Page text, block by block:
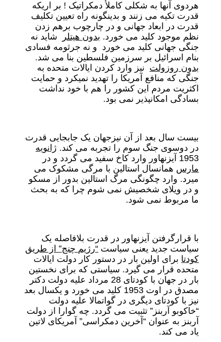
هردوی آنها به شکلی کاملأ دمکراتیک ! بر اریکه
قدرت تکیه می زنند و بدینگونه راه تعیین تکلیف
قدرت در ابعاد جهانی و در چارچوب برهم زدن
نظم موجود کلید می خورد. بدون هیتلر
شاید نه
جنگی جهانی کلید می خورد و نه جرثومه فسادی
بنام اسرائیل بر سرزمین فلسطین بنا می شد.
بدون روزولت نیز وارد کردن ایالات متحده به
جنگی که منافع آمریکا را تهدید نمیکرد و حمایت
اکثریت مردم این کشور را هم با خود نداشت
بسادگی امکانپذیر نمی بود.
بیست سال بعد از آن نیزجهان یک جابجایی قدرت
در دوسوی جنگ سوم را تجربه می کند. ژانویه
1953 آیزنهاور وارد کاخ سفید می گردد و در
مارس همانسال استالین با مرگی مشکوک می
میرد. وارد چگونگی مرگ استالین بدور از مسکو
و در ویلای شخصیش نمی شوم چرا که به بحث
ما مربوط نمی شود.
با قرارگرفتن آیزنهاور در قدرت بلافاصله یک
سیاست جدید یعنی سیاست “رژیم چنج” از طریق
کودتا برای اولین بار در دستور کار دولت ایالات
متحده قرار می گیرد. سیاستی که برای نخستین
بار در جهان با کودتای 28 مرداد علیه دولت دکتر
مصدق در اوت 1953 کلید می خورد و یکسال بعد
نیز با کودتای دیگری در گواتمالا علیه دولت
“خاکوبو آربنز” تثبیت می گردد. چه گوارا از دولت
آربنز به عنوان “آخرین دمکراسی” آمریکای لاتین
یاد می کند.